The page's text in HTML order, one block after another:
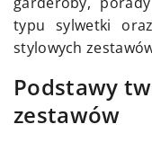
typu sylwetki
stylowych
Podstawy
zestawów